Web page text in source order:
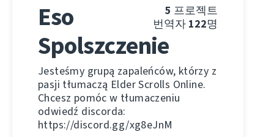
5 프로젝트
번역자 122명
Eso
Spolszczenie
Jesteśmy grupą zapaleńców, którzy z
pasji tłumaczą Elder Scrolls Online.
Chcesz pomóc w tłumaczeniu
odwiedź discorda:
https://discord.gg/xg8eJnM